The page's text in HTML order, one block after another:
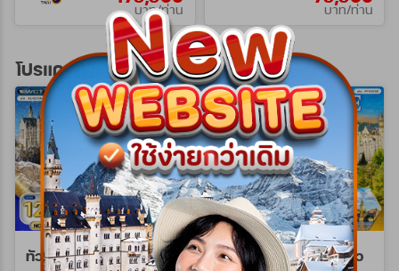
บาท/ท่าน บาท/ท่าน
โปรแกรมทัวร์ยุโรปตะวันออก
ทัวร์ยุโรปตะวันออก 10 วัน
ทัวร์ยุโรปตะวันออก เที่ยว